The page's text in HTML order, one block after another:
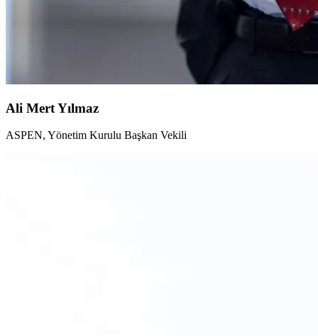
Ali Mert Yılmaz
ASPEN, Yönetim Kurulu Başkan Vekili